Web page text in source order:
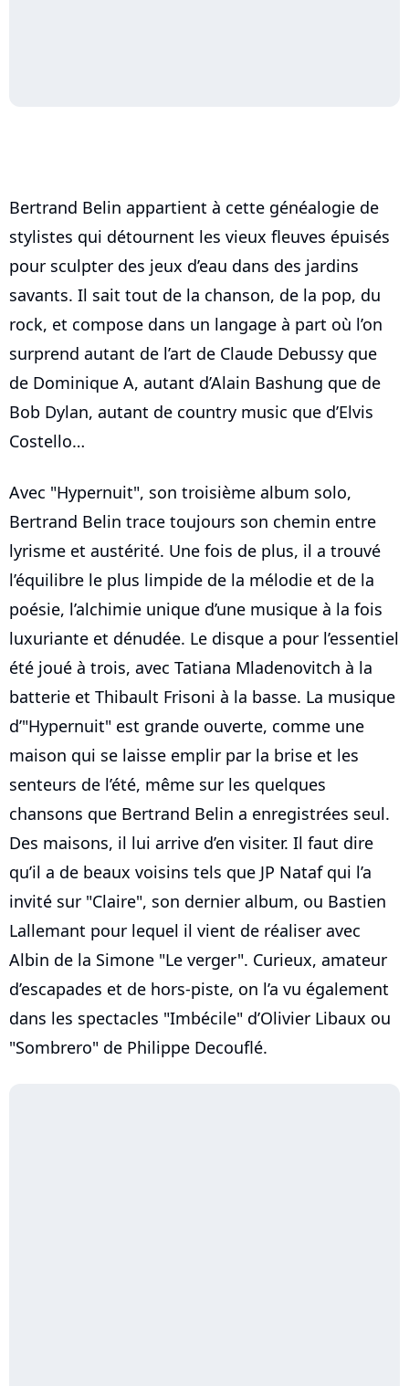
Bertrand Belin appartient à cette généalogie de
stylistes qui détournent les vieux fleuves épuisés
pour sculpter des jeux d’eau dans des jardins
savants. Il sait tout de la chanson, de la pop, du
rock, et compose dans un langage à part où l’on
surprend autant de l’art de Claude Debussy que
de Dominique A, autant d’Alain Bashung que de
Bob Dylan, autant de country music que d’Elvis
Costello…
Avec "Hypernuit", son troisième album solo,
Bertrand Belin trace toujours son chemin entre
lyrisme et austérité. Une fois de plus, il a trouvé
l’équilibre le plus limpide de la mélodie et de la
poésie, l’alchimie unique d’une musique à la fois
luxuriante et dénudée. Le disque a pour l’essentiel
été joué à trois, avec Tatiana Mladenovitch à la
batterie et Thibault Frisoni à la basse. La musique
d’"Hypernuit" est grande ouverte, comme une
maison qui se laisse emplir par la brise et les
senteurs de l’été, même sur les quelques
chansons que Bertrand Belin a enregistrées seul.
Des maisons, il lui arrive d’en visiter. Il faut dire
qu’il a de beaux voisins tels que JP Nataf qui l’a
invité sur "Claire", son dernier album, ou Bastien
Lallemant pour lequel il vient de réaliser avec
Albin de la Simone "Le verger". Curieux, amateur
d’escapades et de hors-piste, on l’a vu également
dans les spectacles "Imbécile" d’Olivier Libaux ou
"Sombrero" de Philippe Decouflé.